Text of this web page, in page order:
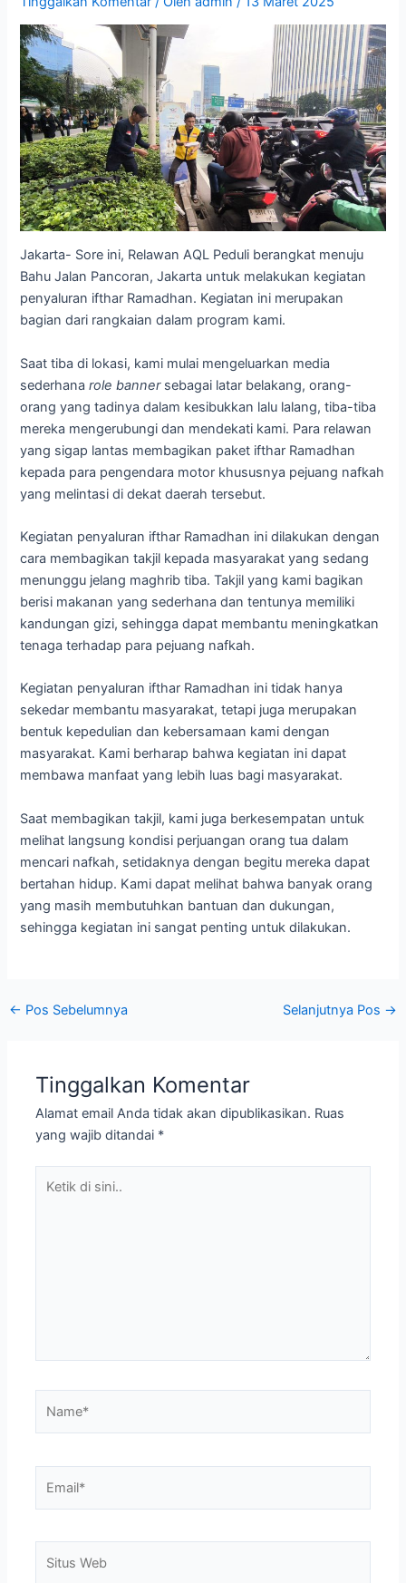
Jakarta- Sore ini, Relawan AQL Peduli berangkat menuju
Bahu Jalan Pancoran, Jakarta untuk melakukan kegiatan
penyaluran ifthar Ramadhan. Kegiatan ini merupakan
bagian dari rangkaian dalam program kami.
Saat tiba di lokasi, kami mulai mengeluarkan media
sederhanarole banner sebagai latar belakang, orang-
orang yang tadinya dalam kesibukkan lalu lalang, tiba-tiba
mereka mengerubungi dan mendekati kami. Para relawan
yang sigap lantas membagikan paket ifthar Ramadhan
kepada para pengendara motor khususnya pejuang nafkah
yang melintasi di dekat daerah tersebut.
Kegiatan penyaluran ifthar Ramadhan ini dilakukan dengan
cara membagikan takjil kepada masyarakat yang sedang
menunggu jelang maghrib tiba. Takjil yang kami bagikan
berisi makanan yang sederhana dan tentunya memiliki
kandungan gizi, sehingga dapat membantu meningkatkan
tenaga terhadap para pejuang nafkah.
Kegiatan penyaluran ifthar Ramadhan ini tidak hanya
sekedar membantu masyarakat, tetapi juga merupakan
bentuk kepedulian dan kebersamaan kami dengan
masyarakat. Kami berharap bahwa kegiatan ini dapat
membawa manfaat yang lebih luas bagi masyarakat.
Saat membagikan takjil, kami juga berkesempatan untuk
melihat langsung kondisi perjuangan orang tua dalam
mencari nafkah, setidaknya dengan begitu mereka dapat
bertahan hidup. Kami dapat melihat bahwa banyak orang
yang masih membutuhkan bantuan dan dukungan,
sehingga kegiatan ini sangat penting untuk dilakukan.
← Pos Sebelumnya Selanjutnya Pos →
Tinggalkan Komentar
Alamat email Anda tidak akan dipublikasikan. Ruas
yang wajib ditandai *
Web